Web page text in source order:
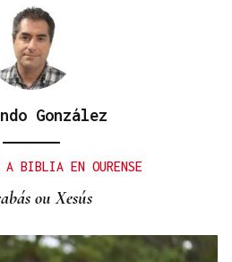
los 50 millones de habitantes
González
A BIBLIA EN OURENSE
ou Xesús